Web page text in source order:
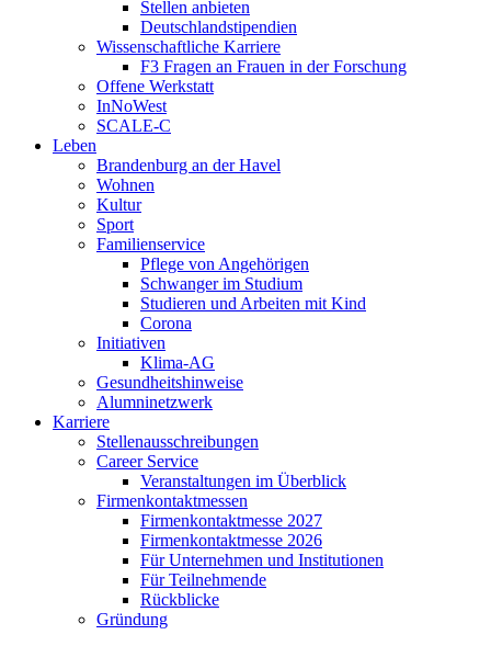
Stellen anbieten
Deutschlandstipendien
Wissenschaftliche Karriere
F3 Fragen an Frauen in der Forschung
Offene Werkstatt
InNoWest
SCALE-C
Leben
Brandenburg an der Havel
Wohnen
Kultur
Sport
Familienservice
Pflege von Angehörigen
Schwanger im Studium
Studieren und Arbeiten mit Kind
Corona
Initiativen
Klima-AG
Gesundheitshinweise
Alumninetzwerk
Karriere
Stellenausschreibungen
Career Service
Veranstaltungen im Überblick
Firmenkontaktmessen
Firmenkontaktmesse 2027
Firmenkontaktmesse 2026
Für Unternehmen und Institutionen
Für Teilnehmende
Rückblicke
Gründung